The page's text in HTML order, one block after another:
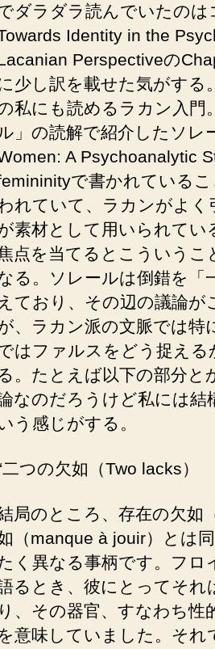
ダラダラ読んでいたの
Identity in the
Perspectiveの
少し訳を載せた気がする
私にも読めるラカン入門
」の読解で紹介したソレ
A Psychoanalytic
で書かれている
れていて、ラカンがよく
素材として用いられてい
点を当てるとこういうこ
る。ソレールは倒錯を「
えており、その辺の議論
、ラカン派の文脈では特
はファルスをどう捉え
。たとえば以下の部分と
なのだろうけど私には結
う感じがする。
二つの欠如（Two lacks）
局のところ、存在の欠如
（manque à jouir）とは
く異なる事柄です。フロ
るとき、彼にとってそれ
り、その器官、すなわち性
意味していました。それ